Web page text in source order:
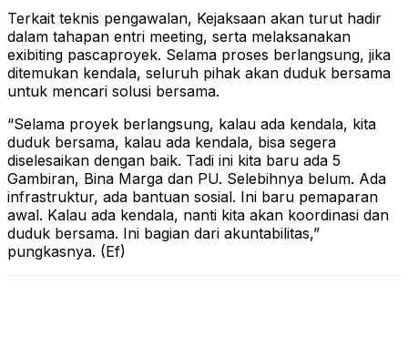
Terkait teknis pengawalan, Kejaksaan akan turut hadir
dalam tahapan entri meeting, serta melaksanakan
exibiting pascaproyek. Selama proses berlangsung, jika
ditemukan kendala, seluruh pihak akan duduk bersama
untuk mencari solusi bersama.
“Selama proyek berlangsung, kalau ada kendala, kita
duduk bersama, kalau ada kendala, bisa segera
diselesaikan dengan baik. Tadi ini kita baru ada 5
Gambiran, Bina Marga dan PU. Selebihnya belum. Ada
infrastruktur, ada bantuan sosial. Ini baru pemaparan
awal. Kalau ada kendala, nanti kita akan koordinasi dan
duduk bersama. Ini bagian dari akuntabilitas,”
pungkasnya. (Ef)